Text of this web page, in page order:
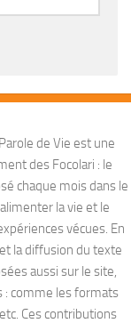
de Vie est une
des Focolari : le
chaque mois dans le
la vie et le
vécues. En
la diffusion du texte
aussi sur le site,
: comme les formats
Ces contributions